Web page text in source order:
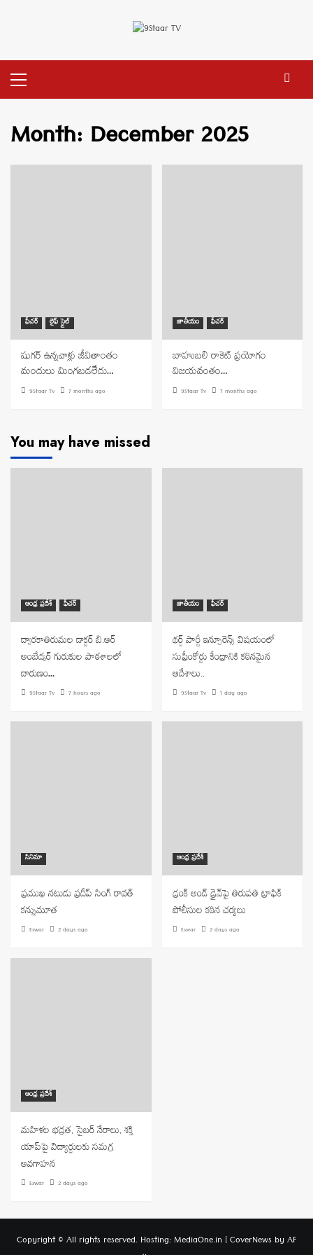
Menu
Month: December 2025
ఫీచర్ లైఫ్ స్టైల్
షుగర్ ఉన్నవాళ్లు జీవితాంతం
మందులు మింగబడలేదు…
9Staar Tv 7 months ago
జాతీయం ఫీచర్
బాహుబలి రాకెట్ ప్రయోగం
విజయవంతం…
9Staar Tv 7 months ago
You may have missed
ఆంధ్ర ప్రదేశ్ ఫీచర్
ద్వారకాతిరుమల డాక్టర్ బి.ఆర్
అంబేద్కర్ గురుకుల పాఠశాలలో
దారుణం…
9Staar Tv 7 hours ago
జాతీయం ఫీచర్
థర్డ్ పార్టీ ఇన్సూరెన్స్ విషయంలో
సుప్రీంకోర్టు కేంద్రానికి కఠినమైన
ఆదేశాలు..
9Staar Tv 1 day ago
సినిమా
ప్రముఖ నటుడు ప్రదీప్ సింగ్ రావత్
కన్నుమూత
Eswar 2 days ago
ఆంధ్ర ప్రదేశ్
డ్రంక్ అండ్ డ్రైవ్‌పై తిరుపతి ట్రాఫిక్
పోలీసుల కఠిన చర్యలు
Eswar 2 days ago
ఆంధ్ర ప్రదేశ్
మహిళల భద్రత, సైబర్ నేరాలు, శక్తి
యాప్‌పై విద్యార్థులకు సమగ్ర
అవగాహన
Eswar 2 days ago
Copyright © All rights reserved. Hosting: MediaOne.in |CoverNews by AF